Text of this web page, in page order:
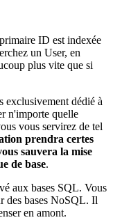
ID est indexée
un User, en
plus vite que si
exclusivement dédié à
n'importe quelle
vous servirez de tel
prendra certes
sauvera la mise
de base.
aux bases SQL. Vous
des bases NoSQL. Il
en amont.